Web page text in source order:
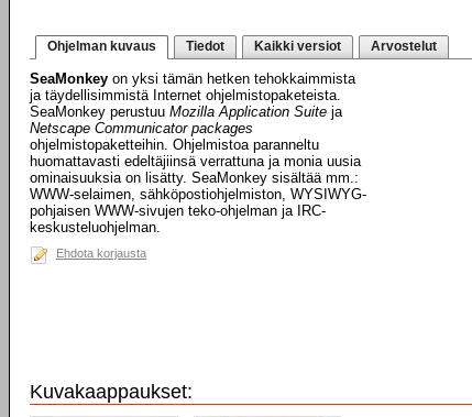
Ohjelman kuvaus Tiedot Kaikki versiot Arvostelut
SeaMonkey on yksi tämän hetken tehokkaimmista
ja täydellisimmistä Internet ohjelmistopaketeista.
SeaMonkey perustuu Mozilla Application Suite ja
Netscape Communicator packages
ohjelmistopaketteihin. Ohjelmistoa paranneltu
huomattavasti edeltäjiinsä verrattuna ja monia uusia
ominaisuuksia on lisätty. SeaMonkey sisältää mm.:
WWW-selaimen, sähköpostiohjelmiston, WYSIWYG-
pohjaisen WWW-sivujen teko-ohjelman ja IRC-
keskusteluohjelman.
Ehdota korjausta
Kuvakaappaukset: